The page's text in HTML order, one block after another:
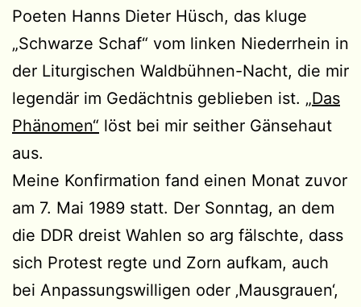
Poeten Hanns Dieter Hüsch, das kluge
„Schwarze Schaf“ vom linken Niederrhein in
der Liturgischen Waldbühnen-Nacht, die mir
legendär im Gedächtnis geblieben ist. „Das
Phänomen“ löst bei mir seither Gänsehaut
aus.
Meine Konfirmation fand einen Monat zuvor
am 7. Mai 1989 statt. Der Sonntag, an dem
die DDR dreist Wahlen so arg fälschte, dass
sich Protest regte und Zorn aufkam, auch
bei Anpassungswilligen oder ‚Mausgrauen‘,